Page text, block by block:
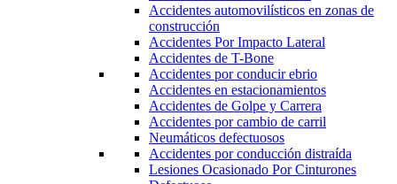
Accidentes automovilísticos en zonas de
construcción
Accidentes Por Impacto Lateral
Accidentes de T-Bone
Accidentes por conducir ebrio
Accidentes en estacionamientos
Accidentes de Golpe y Carrera
Accidentes por cambio de carril
Neumáticos defectuosos
Accidentes por conducción distraída
Lesiones Ocasionado Por Cinturones